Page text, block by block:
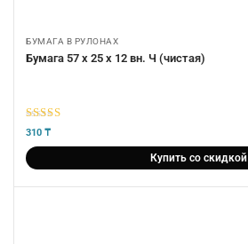
БУМАГА В РУЛОНАХ
Бумага 57 х 25 х 12 вн. Ч (чистая)
5из 5
310 ₸
Купить со скидкой